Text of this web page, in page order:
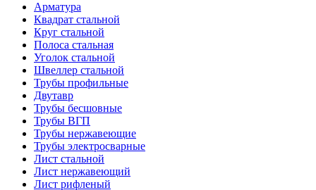
Арматура
Квадрат стальной
Круг стальной
Полоса стальная
Уголок стальной
Швеллер стальной
Трубы профильные
Двутавр
Трубы бесшовные
Трубы ВГП
Трубы нержавеющие
Трубы электросварные
Лист стальной
Лист нержавеющий
Лист рифленый